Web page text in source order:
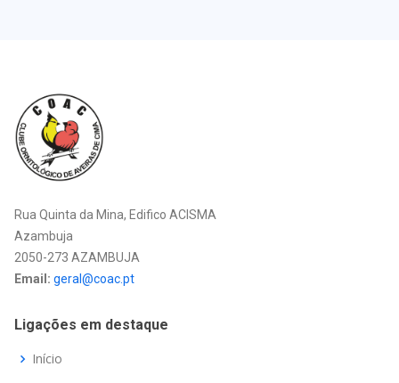
Rua Quinta da Mina, Edifico ACISMA
Azambuja
2050-273 AZAMBUJA
Email: geral@coac.pt
Ligações em destaque
Início